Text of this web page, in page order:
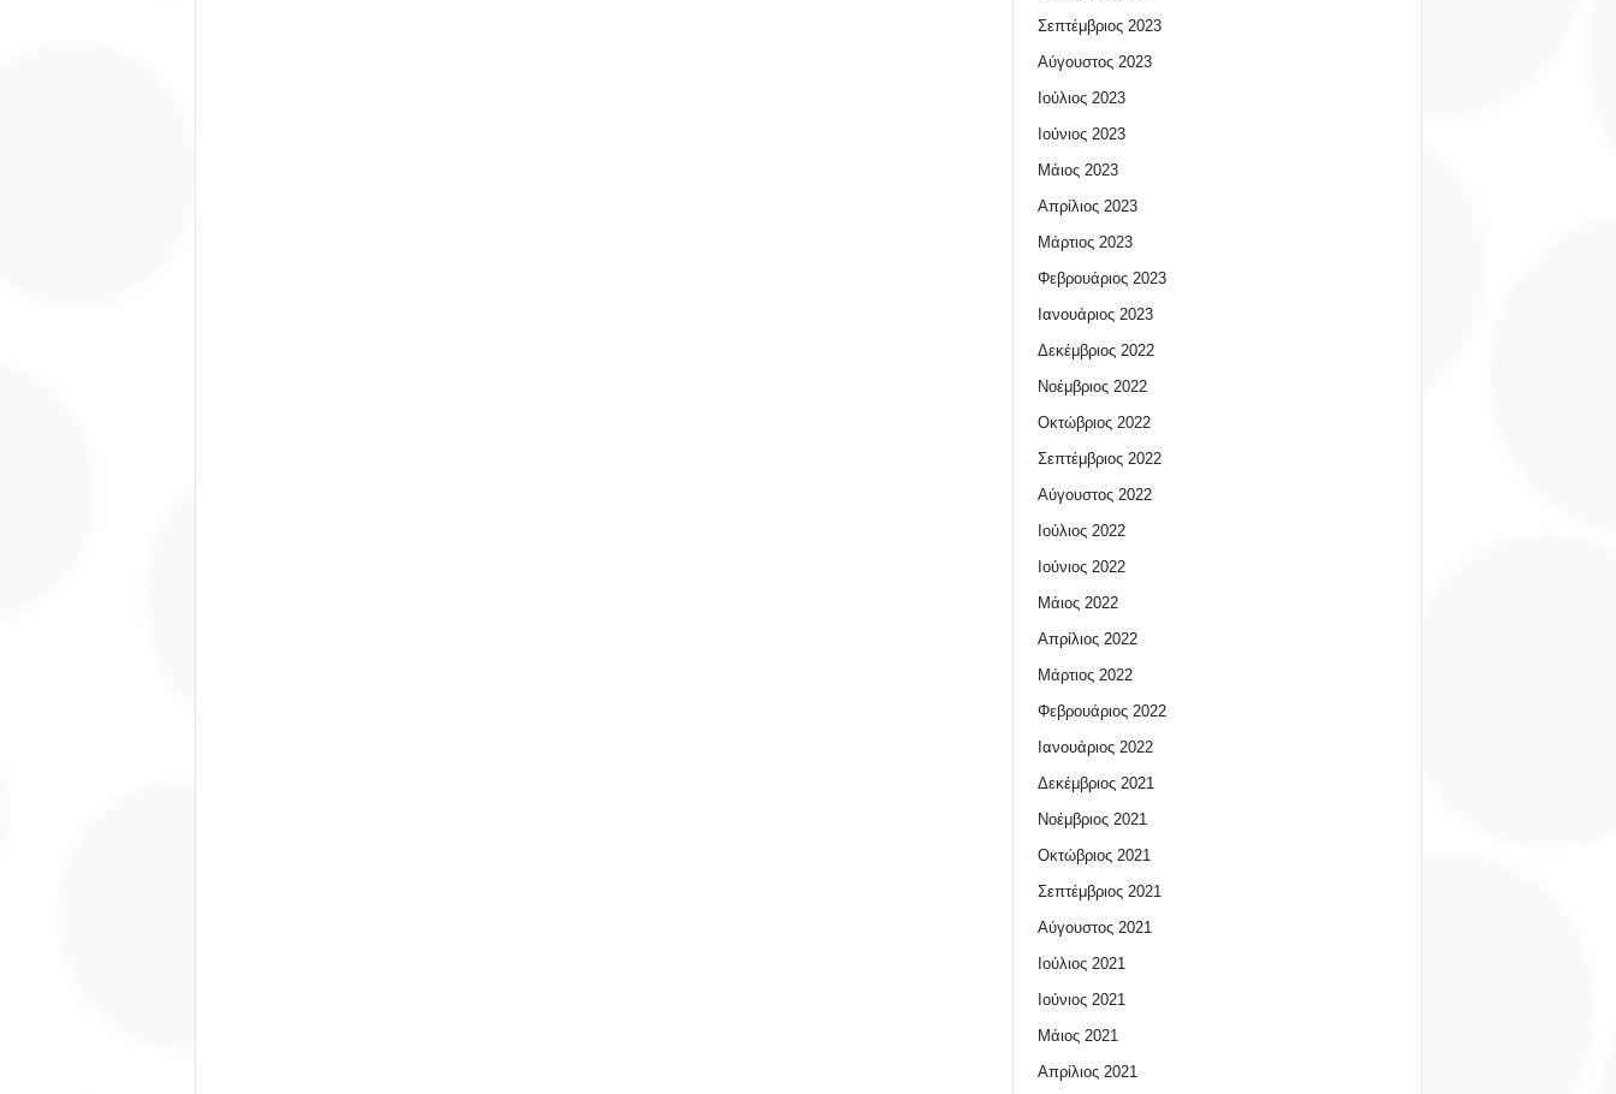
Σεπτέμβριος 2023
Αύγουστος 2023
Ιούλιος 2023
Ιούνιος 2023
Μάιος 2023
Απρίλιος 2023
Μάρτιος 2023
Φεβρουάριος 2023
Ιανουάριος 2023
Δεκέμβριος 2022
Νοέμβριος 2022
Οκτώβριος 2022
Σεπτέμβριος 2022
Αύγουστος 2022
Ιούλιος 2022
Ιούνιος 2022
Μάιος 2022
Απρίλιος 2022
Μάρτιος 2022
Φεβρουάριος 2022
Ιανουάριος 2022
Δεκέμβριος 2021
Νοέμβριος 2021
Οκτώβριος 2021
Σεπτέμβριος 2021
Αύγουστος 2021
Ιούλιος 2021
Ιούνιος 2021
Μάιος 2021
Απρίλιος 2021